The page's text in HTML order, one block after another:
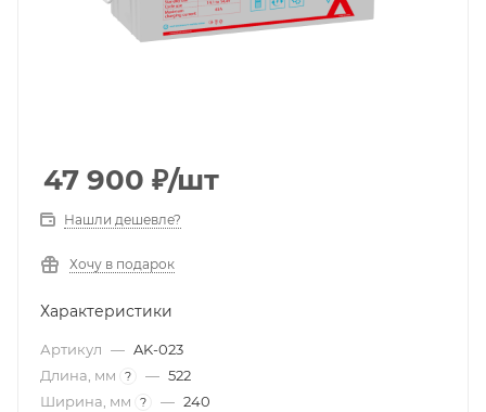
47 900 ₽/шт
Нашли дешевле?
Хочу в подарок
Характеристики
Артикул — AK-023
Длина, мм
? — 522
Ширина, мм
? — 240